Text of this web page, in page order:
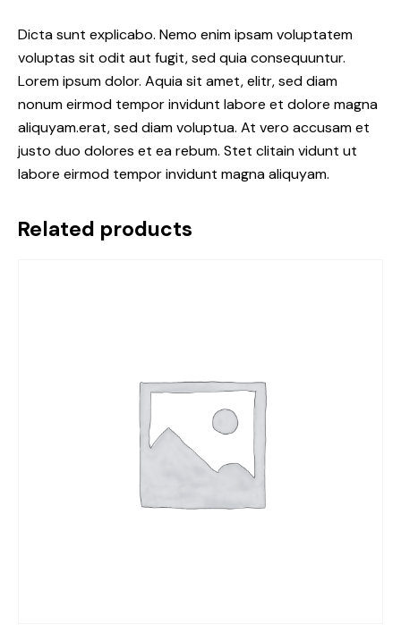
Dicta sunt explicabo. Nemo enim ipsam voluptatem
voluptas sit odit aut fugit, sed quia consequuntur.
Lorem ipsum dolor. Aquia sit amet, elitr, sed diam
nonum eirmod tempor invidunt labore et dolore magna
aliquyam.erat, sed diam voluptua. At vero accusam et
justo duo dolores et ea rebum. Stet clitain vidunt ut
labore eirmod tempor invidunt magna aliquyam.
Related products